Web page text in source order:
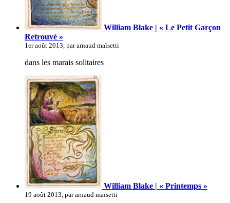
William Blake | « Le Petit Garçon
Retrouvé »
1er août 2013, par arnaud maïsetti
dans les marais solitaires
William Blake | « Printemps »
19 août 2013, par arnaud maïsetti